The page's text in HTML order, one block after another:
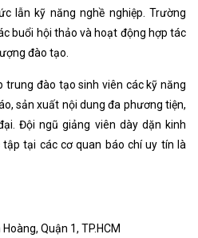
lẫn kỹ năng nghề nghiệp. Trường
buổi hội thảo và hoạt động hợp tác
đào tạo.
trung đào tạo sinh viên các kỹ năng
sản xuất nội dung đa phương tiện,
Đội ngũ giảng viên dày dặn kinh
tại các cơ quan báo chí uy tín là
Quận 1, TP.HCM